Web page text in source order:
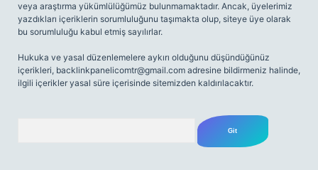
veya araştırma yükümlülüğümüz bulunmamaktadır. Ancak, üyelerimiz
yazdıkları içeriklerin sorumluluğunu taşımakta olup, siteye üye olarak
bu sorumluluğu kabul etmiş sayılırlar.
Hukuka ve yasal düzenlemelere aykırı olduğunu düşündüğünüz
içerikleri, backlinkpanelicomtr@gmail.com adresine bildirmeniz halinde,
ilgili içerikler yasal süre içerisinde sitemizden kaldırılacaktır.